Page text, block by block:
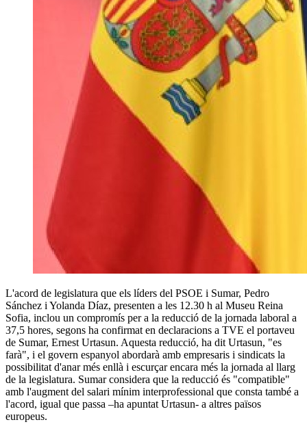
L'acord de legislatura que els líders del PSOE i Sumar, Pedro
Sánchez i Yolanda Díaz, presenten a les 12.30 h al Museu Reina
Sofia, inclou un compromís per a la reducció de la jornada laboral a
37,5 hores, segons ha confirmat en declaracions a TVE el portaveu
de Sumar, Ernest Urtasun. Aquesta reducció, ha dit Urtasun, "es
farà", i el govern espanyol abordarà amb empresaris i sindicats la
possibilitat d'anar més enllà i escurçar encara més la jornada al llarg
de la legislatura. Sumar considera que la reducció és "compatible"
amb l'augment del salari mínim interprofessional que consta també a
l'acord, igual que passa –ha apuntat Urtasun- a altres països
europeus.